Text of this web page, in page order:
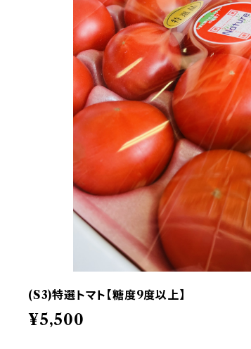
(S3)特選トマト【糖度9度以上】
¥5,500